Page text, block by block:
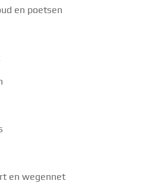
en poetsen
en wegennet